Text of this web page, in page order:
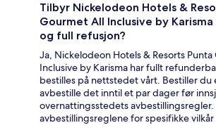
Tilbyr Nickelodeon Hotels &
Gourmet All Inclusive by
og full refusjon?
Ja, Nickelodeon Hotels & Resorts Punta
Inclusive by Karisma har fullt
bestilles på nettstedet vårt. Bestiller du
avbestille det inntil et par dager før
overnattingsstedets avbestillingsregler.
avbestillingsreglene for spesifikke